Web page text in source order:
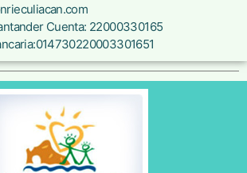
Cuenta: 22000330165